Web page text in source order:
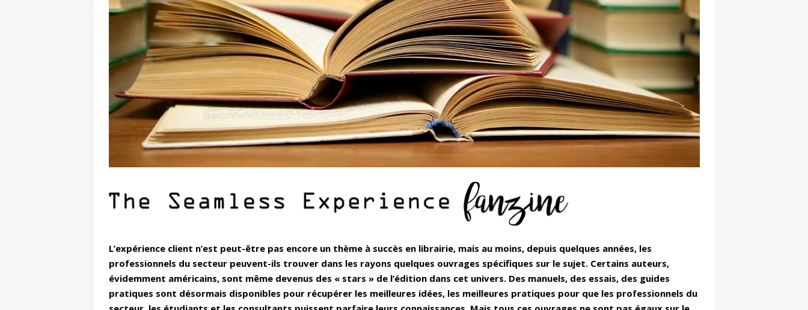
L’expérience client n’est peut-être pas encore un thème à succès en librairie, mais au moins, depuis quelques années, les
professionnels du secteur peuvent-ils trouver dans les rayons quelques ouvrages spécifiques sur le sujet. Certains auteurs,
évidemment américains, sont même devenus des « stars » de l’édition dans cet univers. Des manuels, des essais, des guides
pratiques sont désormais disponibles pour récupérer les meilleures idées, les meilleures pratiques pour que les professionnels du